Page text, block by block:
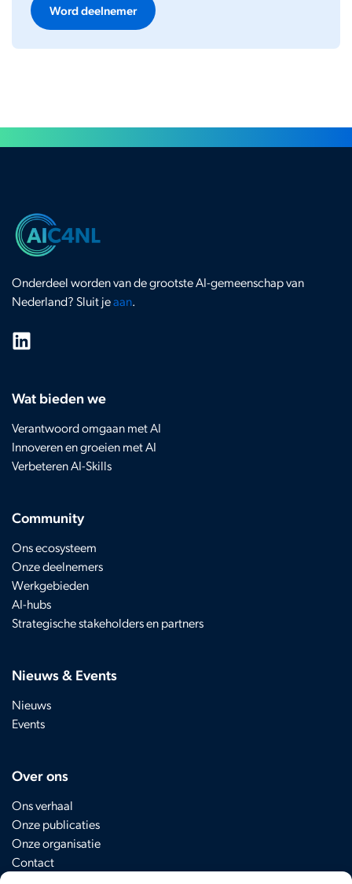
Word deelnemer
Onderdeel worden van de grootste AI-gemeenschap van
Nederland? Sluit jeaan.
Wat bieden we
Verantwoord omgaan met AI
Innoveren en groeien met AI
Verbeteren AI-Skills
Community
Ons ecosysteem
Onze deelnemers
Werkgebieden
AI-hubs
Strategische stakeholders en partners
Nieuws & Events
Nieuws
Events
Over ons
Ons verhaal
Onze publicaties
Onze organisatie
Contact